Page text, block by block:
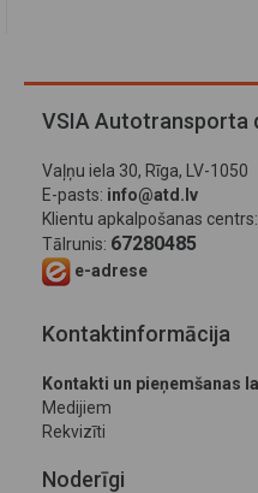
VSIA Autotransporta
Vaļņu iela 30, Rīga, LV-1050
E-pasts: info@atd.lv
Klientu apkalpošanas centrs:
Tālrunis: 67280485
e-adrese
Kontaktinformācija
Kontakti un pieņemšanas
Medijiem
Rekvizīti
Noderīgi